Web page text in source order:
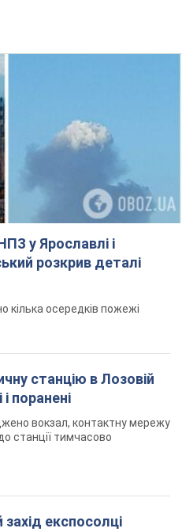
у Ярославлі і
розкрив деталі
кілька осередків пожежі
станцію в Лозовій
поранені
вокзал, контактну мережу
станції тимчасово